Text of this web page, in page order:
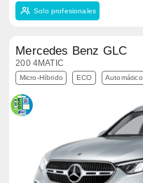
Solo profesionales
Mercedes Benz GLC
200 4MATIC
Micro-Híbrido ECO Automático